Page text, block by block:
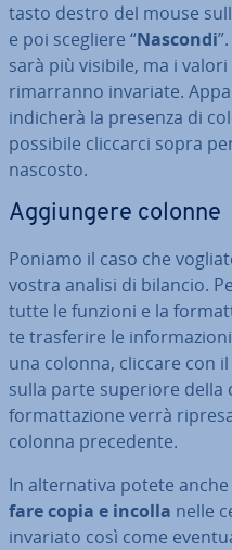
tasto destro del mouse
e poi scegliere “Nascondi
sarà più visibile, ma i
ri­mar­ran­no invariate.
indicherà la presenza di
possibile cliccarci sopra
nascosto.
Ag­giun­ge­re colonne
Poniamo il caso che
vostra analisi di bilancio.
tutte le funzioni e la
te tra­sfe­ri­re le
una colonna, cliccare con
sulla parte superiore della
for­mat­ta­zio­ne verrà
colonna pre­ce­den­te.
In al­ter­na­ti­va potete anche
fare copia e incolla nelle
invariato così come